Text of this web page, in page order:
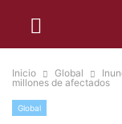
Inicio Global
millones de afectados
Global